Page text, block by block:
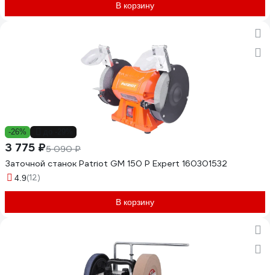
В корзину
-26%
3 775 ₽5 090 ₽
Заточной станок Patriot GM 150 P Expert 160301532
4.9(12)
В корзину